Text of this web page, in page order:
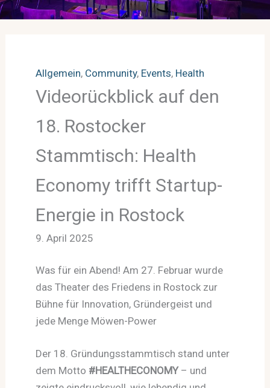
Allgemein, Community, Events, Health
Videorückblick auf den
18. Rostocker
Stammtisch: Health
Economy trifft Startup-
Energie in Rostock
9. April 2025
Was für ein Abend! Am 27. Februar wurde
das Theater des Friedens in Rostock zur
Bühne für Innovation, Gründergeist und
jede Menge Möwen-Power
Der 18. Gründungsstammtisch stand unter
dem Motto #HEALTHECONOMY– und